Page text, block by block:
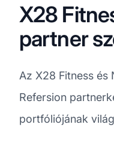
X28
partner
Az X28 Fitness
Refersion
portfóliójának